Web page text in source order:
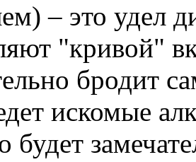
– это удел
"кривой"
бродит
искомые
будет